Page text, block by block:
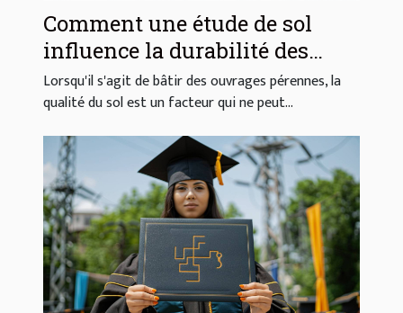
Comment une étude de sol
influence la durabilité des
constructions
Lorsqu'il s'agit de bâtir des ouvrages pérennes, la
qualité du sol est un facteur qui ne peut...